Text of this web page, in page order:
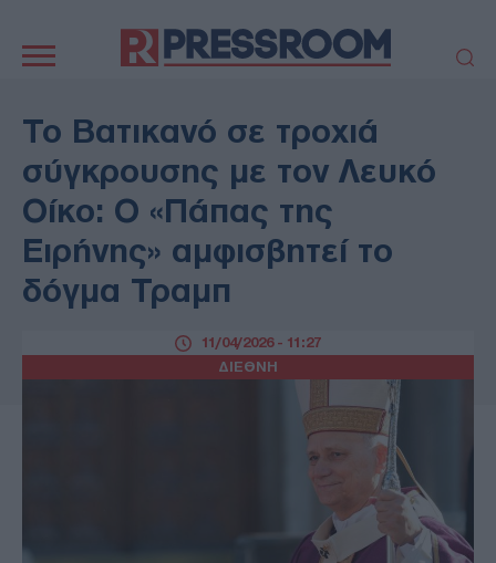
πλοήγηση
ΠΟΛΙΤΙΚΗ
ΕΛΛΑΔΑ
ΕΚΚΛΗΣΙΑ
ΑΜΥΝΑ
ΔΙΕΘΝΗ
ΚΥΠΡΟΣ
MEDIA
LIFESTYLE
SPORTS
ΤΕΧΝΟΛΟΓΙΑ
ΠΑΡΑΞΕΝΑ
ΖΩΔΙΑ
Το Βατικανό σε τροχιά
σύγκρουσης με τον Λευκό
Οίκο: Ο «Πάπας της
Ειρήνης» αμφισβητεί το
δόγμα Τραμπ
ΔΙΕΘΝΗ
11/04/2026 - 11:27